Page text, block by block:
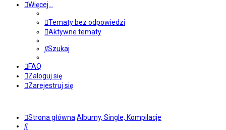
Więcej…
Tematy bez odpowiedzi
Aktywne tematy
Szukaj
FAQ
Zaloguj się
Zarejestruj się
Strona główna Albumy, Single, Kompilacje
Szukaj